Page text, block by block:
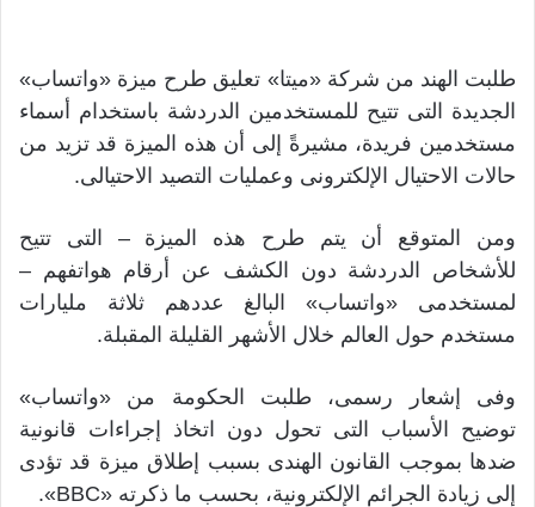
طلبت الهند من شركة «ميتا» تعليق طرح ميزة «واتساب»
الجديدة التى تتيح للمستخدمين الدردشة باستخدام أسماء
مستخدمين فريدة، مشيرةً إلى أن هذه الميزة قد تزيد من
حالات الاحتيال الإلكترونى وعمليات التصيد الاحتيالى.
ومن المتوقع أن يتم طرح هذه الميزة – التى تتيح
للأشخاص الدردشة دون الكشف عن أرقام هواتفهم –
لمستخدمى «واتساب» البالغ عددهم ثلاثة مليارات
مستخدم حول العالم خلال الأشهر القليلة المقبلة.
وفى إشعار رسمى، طلبت الحكومة من «واتساب»
توضيح الأسباب التى تحول دون اتخاذ إجراءات قانونية
ضدها بموجب القانون الهندى بسبب إطلاق ميزة قد تؤدى
إلى زيادة الجرائم الإلكترونية، بحسب ما ذكرته «BBC».